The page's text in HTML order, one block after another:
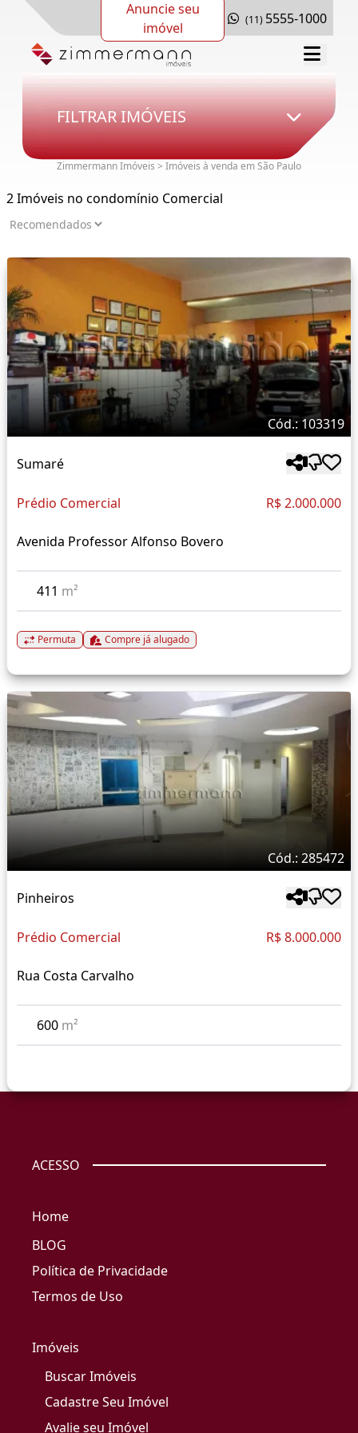
Anuncie seu
imóvel
(11) 5555-1000
FILTRAR IMÓVEIS
Zimmermann Imóveis > Imóveis à venda em São Paulo
2 Imóveis no condomínio Comercial
Cód.: 103319
Sumaré
Prédio Comercial R$ 2.000.000
Avenida Professor Alfonso Bovero
411 m²
Permuta Compre já alugado
Cód.: 285472
Pinheiros
Prédio Comercial R$ 8.000.000
Rua Costa Carvalho
600 m²
ACESSO
Home
BLOG
Política de Privacidade
Termos de Uso
Imóveis
Buscar Imóveis
Cadastre Seu Imóvel
Avalie seu Imóvel